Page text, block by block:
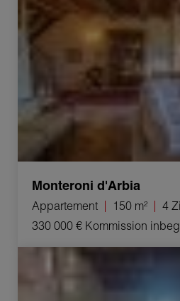
Monteroni d'Arbia
Appartement 150 m²
4
330 000 € Kommission
Verkauf Haus Bucine 4 Zimmer 95